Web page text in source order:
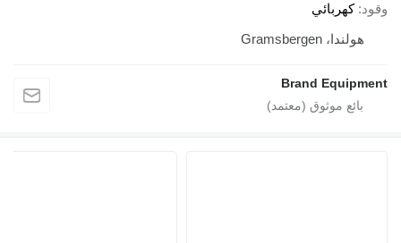
كهربائي
هولندا، Gramsbergen
Brand